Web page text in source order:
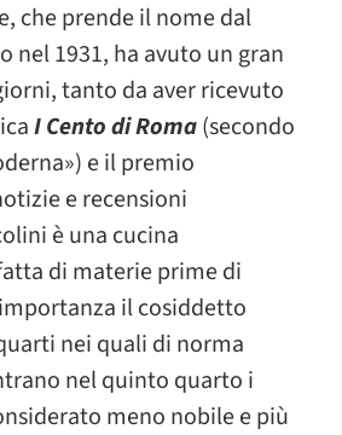
che prende il nome dal
nel 1931, ha avuto un gran
tanto da aver ricevuto
I Cento di Roma(secondo
e il premio
e recensioni
è una cucina
di materie prime di
il cosiddetto
nei quali di norma
nel quinto quarto i
meno nobile e più